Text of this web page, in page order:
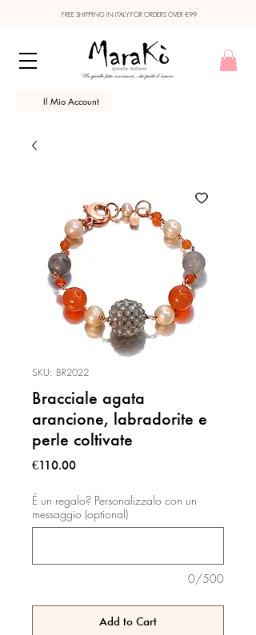
Il Mio Account
FREE SHIPPING IN ITALY FOR ORDERS OVER €99
SKU: BR2022
Bracciale agata
arancione, labradorite e
perle coltivate
€110.00Price
É un regalo? Personalizzalo con un
messaggio (optional)
0/500
Add to Cart